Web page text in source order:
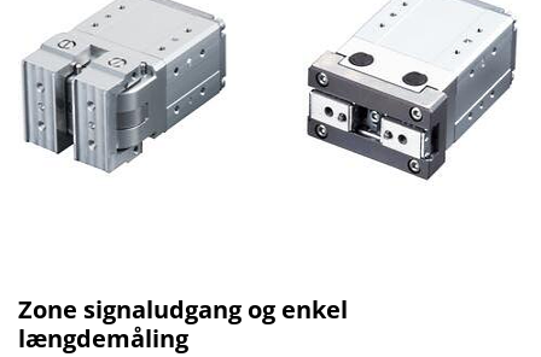
Zone signaludgang og enkel
længdemåling